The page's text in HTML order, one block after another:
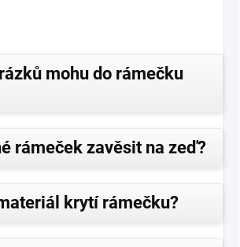
mohu do rámečku
rámeček zavěsit na zeď?
krytí rámečku?